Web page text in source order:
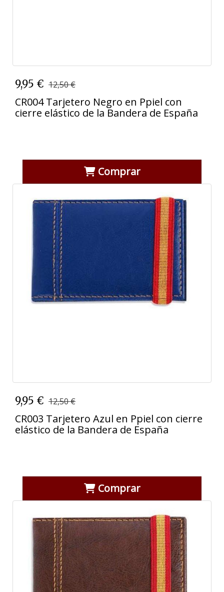
9,95 € 12,50 €
CR004 Tarjetero Negro en Ppiel con
cierre elástico de la Bandera de España
Comprar
9,95 € 12,50 €
CR003 Tarjetero Azul en Ppiel con cierre
elástico de la Bandera de España
Comprar